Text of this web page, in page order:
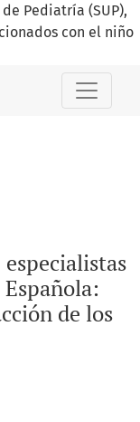
Pediatría (SUP),
con el niño
en Pediatría en
de los